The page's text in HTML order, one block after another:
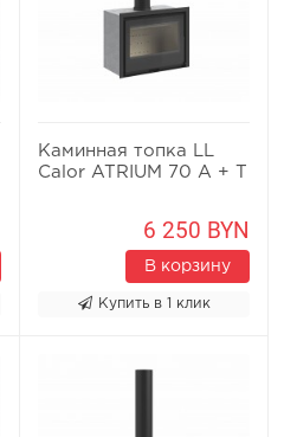
Каминная топка LL
Calor ATRIUM 70 A + T
6 250 BYN
В корзину
Купить в 1 клик